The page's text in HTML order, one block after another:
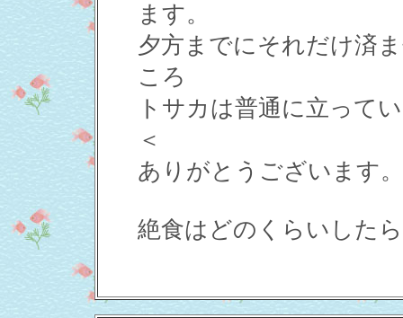
ます。
夕方までにそれだけ済
ころ
トサカは普通に立って
＜
ありがとうございます。
絶食はどのくらいした